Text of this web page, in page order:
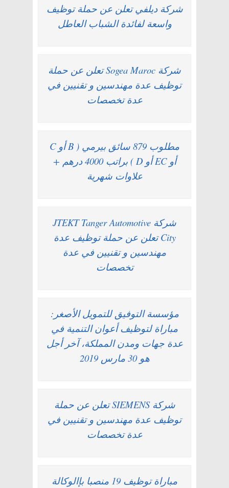
شركة ديلفي تعلن عن حملة توظيف
واسعة لفائدة الشباب العاطل
شركة Sogea Maroc تعلن عن حملة
توظيف عدة مهندسين و تقنيين في
عدة تخصصات
مطلوب 879 سائق بيرمي ( B أو C
أو EC أو D ) براتب 4000 درهم +
علاوات شهرية
شركة JTEKT Tanger Automotive
City تعلن عن حملة توظيف عدة
مهندسين و تقنيين في عدة
تخصصات
مؤسسة التوفيق للتمويل الأصغر:
مباراة لتوظيف أعوان التنمية في
عدة جهات ومدن المملكة، آخر أجل
هو 30 مارس 2019
شركة SIEMENS تعلن عن حملة
توظيف عدة مهندسين و تقنيين في
عدة تخصصات
مباراة توظيف 19 منصبا بإالوكالة